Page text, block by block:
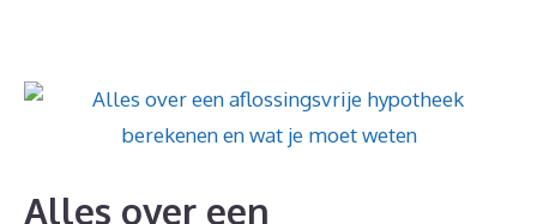
Alles over een